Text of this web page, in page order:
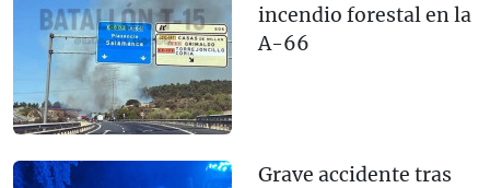
incendio forestal en la
A-66
Grave accidente tras